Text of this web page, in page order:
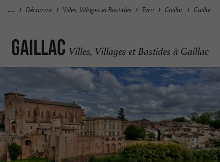
Découvrir Villes, Villages et Bastides Tarn Gaillac Gaillac
Gaillac Villes, Villages et Bastides à Gaillac